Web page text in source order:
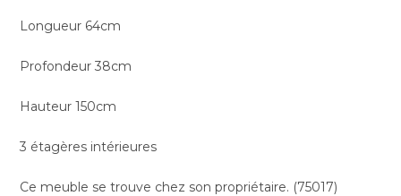
Longueur 64cm
Profondeur 38cm
Hauteur 150cm
3 étagères intérieures
Ce meuble se trouve chez son propriétaire. (75017)